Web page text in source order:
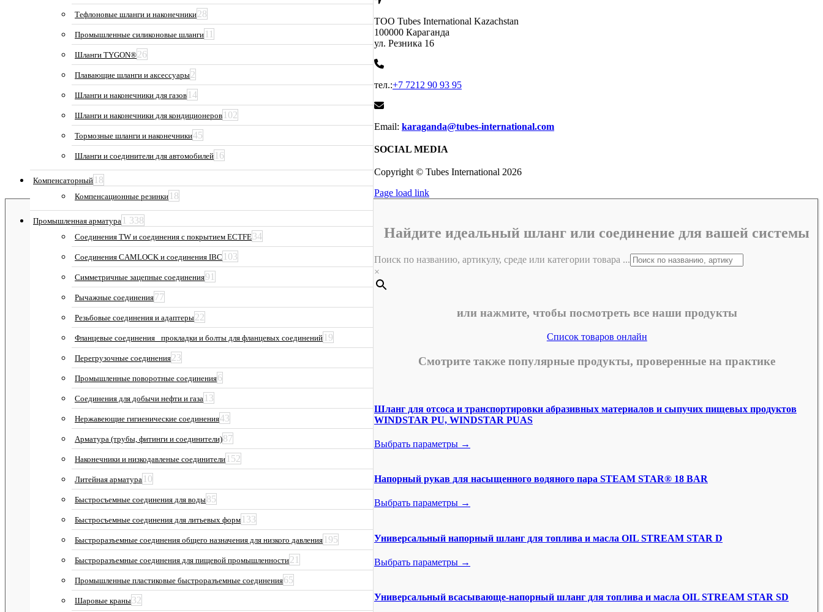
Тефлоновые шланги и наконечники28
Промышленные силиконовые шланги 11
Шланги TYGON®26
Плавающие шланги и аксессуары2
Шланги и наконечники для газов 14
Шланги и наконечники для кондиционеров 102
Тормозные шланги и наконечники45
Шланги и соединители для автомобилей 16
Компенсаторный 18
Компенсационные резинки 18
Промышленная арматура 1 338
Соединения TW и соединения с покрытием ECTFE34
Соединения CAMLOCK и соединения IBC 103
Симметричные зацепные соединения91
Рычажные соединения77
Резьбовые соединения и адаптеры22
Фланцевые соединения_ прокладки и болты для фланцевых соединений 19
Перегрузочные соединения23
Промышленные поворотные соединения6
Соединения для добычи нефти и газа 13
Нержавеющие гигиенические соединения43
Арматура (трубы, фитинги и соединители)87
Наконечники и низкодавленые соединители 152
Литейная арматура 10
Быстросъемные соединения для воды85
Быстросъемные соединения для литьевых форм 133
Быстроразъемные соединения общего назначения для низкого давления 195
Быстроразъемные соединения для пищевой промышленности21
Промышленные пластиковые быстроразъемные соединения65
Шаровые краны32
ТОО Tubes International Kazachstan
100000 Караганда
ул. Резника 16
тел.:+7 7212 90 93 95
Email: karaganda@tubes-international.com
SOCIAL MEDIA
Copyright © Tubes International 2026
Page load link
Найдите идеальный шланг или соединение для вашей системы
Поиск по названию, артикулу, среде или категории товара ...
×
или нажмите, чтобы посмотреть все наши продукты
Список товаров онлайн
Смотрите также популярные продукты, проверенные на практике
Шланг для отсоса и транспортировки абразивных материалов и сыпучих пищевых продуктов
WINDSTAR PU, WINDSTAR PUAS
Выбрать параметры →
Напорный рукав для насыщенного водяного пара STEAM STAR® 18 BAR
Выбрать параметры →
Универсальный напорный шланг для топлива и масла OIL STREAM STAR D
Выбрать параметры →
Универсальный всасывающе-напорный шланг для топлива и масла OIL STREAM STAR SD